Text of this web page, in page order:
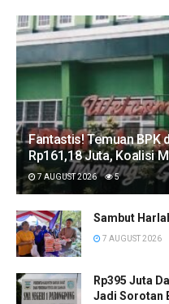
Fantastis! Temuan BPK
Rp161,18 Juta, Koalisi
7 AUGUST 2026 5
Sambut
7 AUGUST 2026
Rp395 Juta
Jadi Sorotan